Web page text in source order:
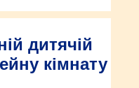
дитячій
кімнату